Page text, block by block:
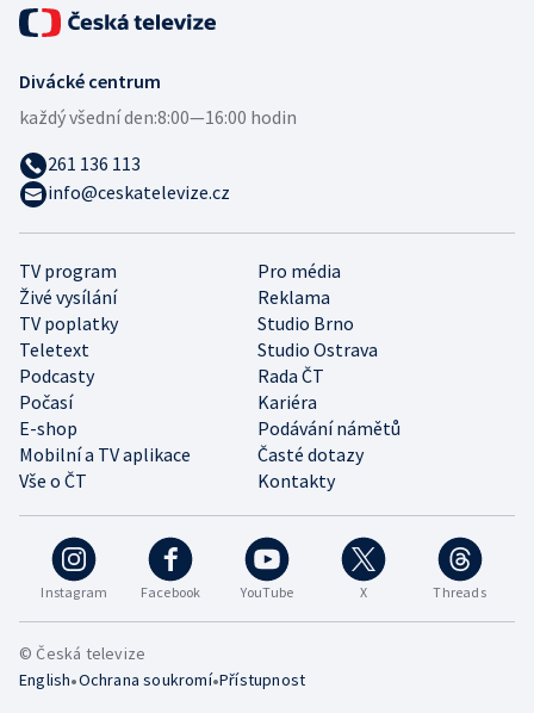
Instagram Facebook YouTube X Threads
TV program
Pro média
Živé vysílání
Reklama
TV poplatky
Studio Brno
Teletext
Studio Ostrava
Podcasty
Rada ČT
Počasí
Kariéra
E-shop
Podávání námětů
Mobilní a TV aplikace
Časté dotazy
Vše o ČT
Kontakty
Divácké centrum
každý všední den:8:00—16:00 hodin
261 136 113
info@ceskatelevize.cz
© Česká televize
English•Ochrana soukromí•Přístupnost